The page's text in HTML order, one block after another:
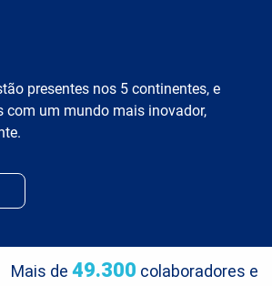
presentes nos 5 continentes, e
com um mundo mais inovador,
Mais de 49.300 colaboradores e